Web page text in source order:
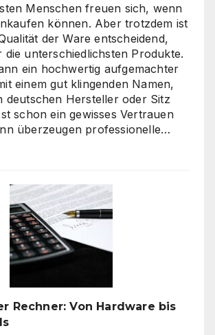
Menschen freuen sich, wenn
können. Aber trotzdem ist
der Ware entscheidend,
unterschiedlichsten Produkte.
ein hochwertig aufgemachter
einem gut klingenden Namen,
deutschen Hersteller oder Sitz
schon ein gewisses Vertrauen
überzeugen professionelle…
„billig“
Rechner: Von Hardware bis